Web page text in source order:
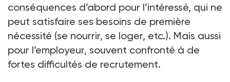
conséquences d’abord pour l’intéressé, qui ne
peut satisfaire ses besoins de première
nécessité (se nourrir, se loger, etc.). Mais aussi
pour l’employeur, souvent confronté à de
fortes difficultés de recrutement.